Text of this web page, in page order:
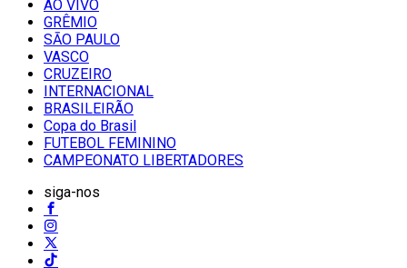
AO VIVO
GRÊMIO
SĀO PAULO
VASCO
CRUZEIRO
INTERNACIONAL
BRASILEIRÃO
Copa do Brasil
FUTEBOL FEMININO
CAMPEONATO LIBERTADORES
siga-nos